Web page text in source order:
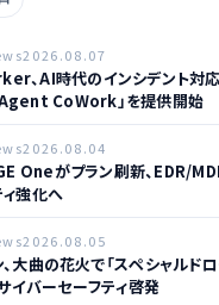
2026.08.07
、AI時代のインシデント対
CoWork」を提供開始
2026.08.04
Oneがプラン刷新、EDR/
ィ強化へ
2026.08.05
大曲の花火で「スペシャルド
イバーセーフティ啓発